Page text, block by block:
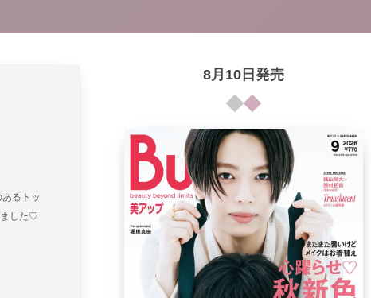
るトッ
ました♡
8月10日発売